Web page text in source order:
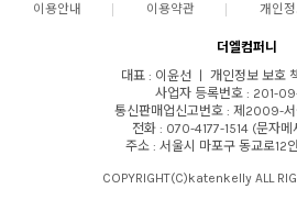
이용안내 이용약관 개인
더엘컴퍼니
대표 : 이윤선 ㅣ 개인정보 보호
사업자 등록번호 : 201-
통신판매업신고번호 : 제2009-
전화 : 070-4177-1514 (문자메
주소 : 서울시 마포구 동교로12
COPYRIGHT(C)katenkelly ALL